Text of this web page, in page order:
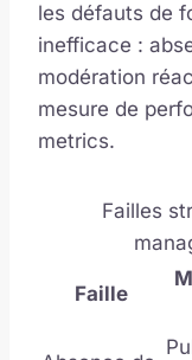
les défauts de
inefficace :
modération
mesure de
metrics.
Failles
Faille